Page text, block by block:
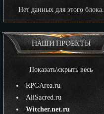
Нет данных для этого блока.
НАШИ ПРОЕКТЫ
Показать\скрыть весь
RPGArea.ru
AllSacred.ru
Witcher.net.ru